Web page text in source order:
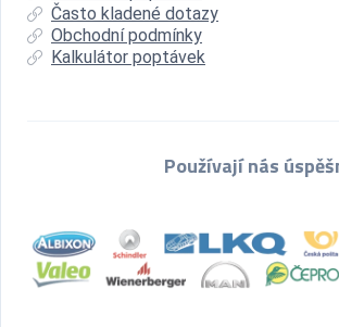
Často kladené dotazy
Obchodní podmínky
Kalkulátor poptávek
Používají nás